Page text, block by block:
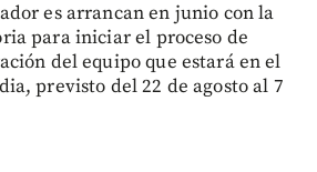
es arrancan en junio con la
para iniciar el proceso de
del equipo que estará en el
previsto del 22 de agosto al 7